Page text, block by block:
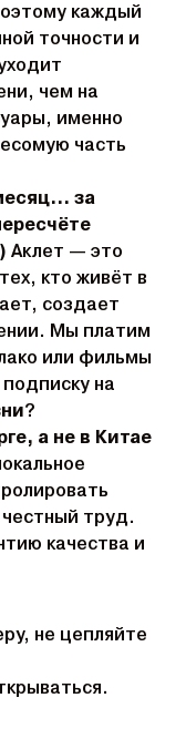
каждый
точности и
чем на
именно
часть
за
Аклет — это
кто живёт в
создает
Мы платим
или фильмы
на
?
а не в Китае
труд.
качества и
не цепляйте